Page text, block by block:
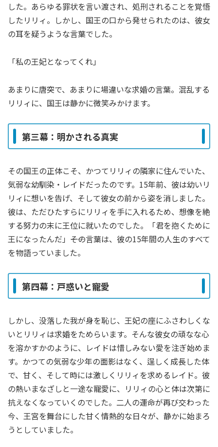
した。あらゆる罪状を言い渡され、処刑されることを覚悟
したリリィ。しかし、国王の口から発せられたのは、彼女
の耳を疑うような言葉でした。
「私の王妃となってくれ」
あまりに唐突で、あまりに場違いな求婚の言葉。混乱する
リリィに、国王は静かに微笑みかけます。
第三幕：明かされる真実
その国王の正体こそ、かつてリリィの隣家に住んでいた、
気弱な幼馴染・レイドだったのです。15年前、彼は幼いリ
リィに想いを告げ、そして彼女の前から姿を消しました。
彼は、ただひたすらにリリィを手に入れるため、想像を絶
する努力の末に王位に就いたのでした。「君を抱くために
王になったんだ」――その言葉は、彼の15年間の人生のすべて
を物語っていました。
第四幕：戸惑いと寵愛
しかし、没落した我が身を恥じ、王妃の座にふさわしくな
いとリリィは求婚をためらいます。そんな彼女の頑なな心
を溶かすかのように、レイドは惜しみない愛を注ぎ始めま
す。かつての気弱な少年の面影はなく、逞しく成長した体
で、甘く、そして時には激しくリリィを求めるレイド。彼
の熱いまなざしと一途な寵愛に、リリィの心と体は次第に
抗えなくなっていくのでした。二人の運命が再び交わった
今、王宮を舞台にした甘く情熱的な日々が、静かに始まろ
うとしていました。